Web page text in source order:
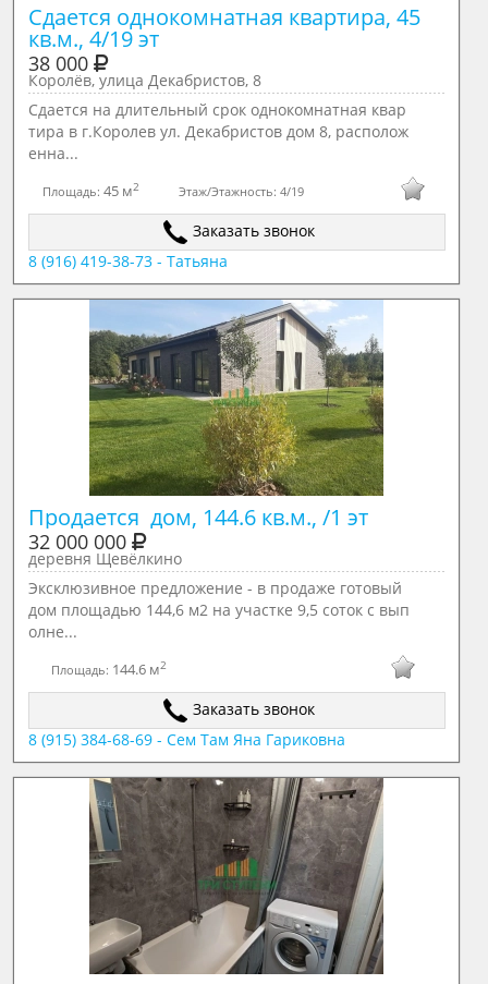
Сдается однокомнатная квартира, 45
кв.м., 4/19 эт
38 000
Королёв, улица Декабристов, 8
Сдается на длительный срок однокомнатная квар
тира в г.Королев ул. Декабристов дом 8, располож
енна...
Площадь: 45 м2 Этаж/Этажность: 4/19
Заказать звонок
8 (916) 419-38-73 - Татьяна
Продается  дом, 144.6 кв.м., /1 эт
32 000 000
деревня Щевёлкино
Эксклюзивное предложение - в продаже готовый
дом площадью 144,6 м2 на участке 9,5 соток с вып
олне...
Площадь: 144.6 м2
Заказать звонок
8 (915) 384-68-69 - Сем Там Яна Гариковна